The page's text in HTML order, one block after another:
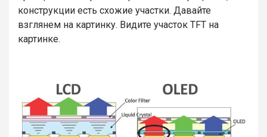
конструкции есть схожие участки. Давайте
взглянем на картинку. Видите участок TFT на
картинке.